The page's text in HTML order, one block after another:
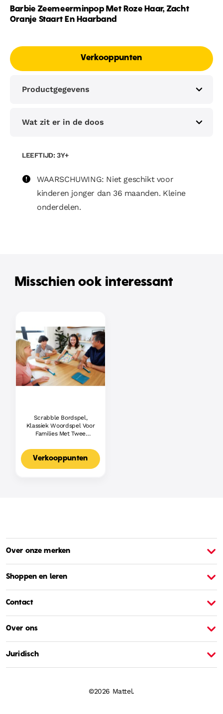
Barbie Zeemeerminpop Met Roze Haar, Zacht
Oranje Staart En Haarband
Verkooppunten
Productgegevens
Wat zit er in de doos
LEEFTIJD: 3Y+
WAARSCHUWING: Niet geschikt voor
kinderen jonger dan 36 maanden. Kleine
onderdelen.
Misschien ook interessant
Scrabble Bordspel,
Klassiek Woordspel Voor
Families Met Twee
Voor 2-4 Spelers,
Nederlandse Editie
Verkooppunten
Over onze merken
Shoppen en leren
Contact
Over ons
Juridisch
©2026 Mattel.